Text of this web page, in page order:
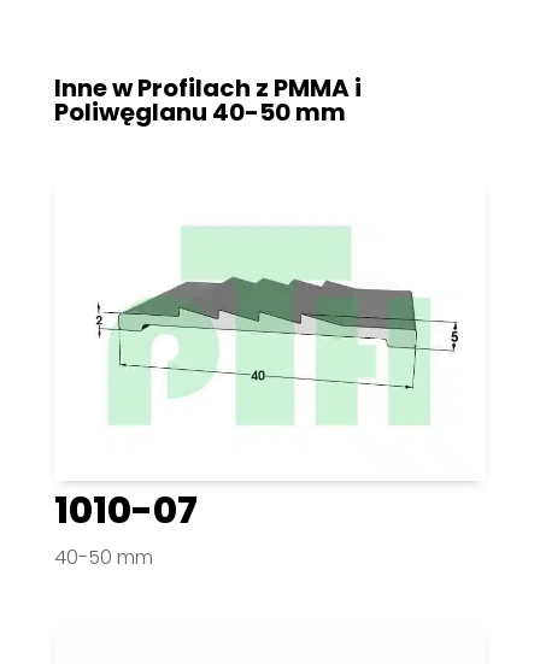
Inne w Profilach z PMMA i
Poliwęglanu 40-50 mm
1010-07
40-50 mm